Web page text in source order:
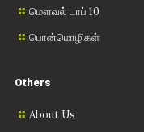
மௌவல் டாப் 10
பொன்மொழிகள்
Others
About Us